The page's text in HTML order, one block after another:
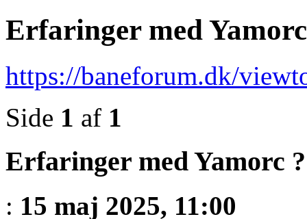
Erfaringer med
https://baneforum.dk/
Side 1 af 1
Erfaringer med Yamorc ?
: 15 maj 2025, 11:00